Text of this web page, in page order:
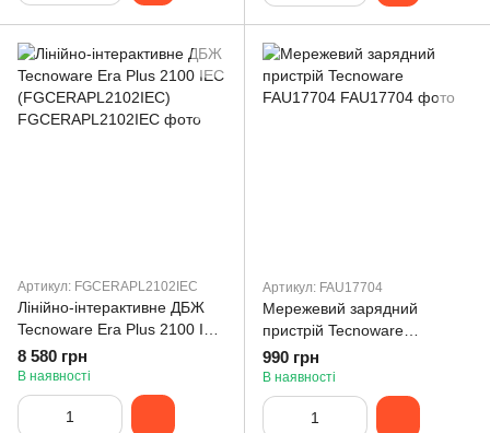
Артикул: FGCERAPL2102IEC
Лінійно-інтерактивне ДБЖ
Tecnoware Era Plus 2100 IEC
(FGCERAPL2102IEC)
8 580 грн
В наявності
Артикул: FAU17704
Мережевий зарядний
пристрій Tecnoware
FAU17704
990 грн
В наявності